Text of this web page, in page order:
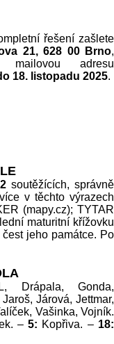
řešení zašlete
21, 628 00 Brno,
adresu
18. listopadu 2025.
soutěžících, správně
v těchto výrazech
(mapy.cz); TYTAR
maturitní křížovku
jeho památce. Po
Drápala, Gonda,
Járová, Jettmar,
Vašinka, Vojník.
–5: Kopřiva. – 18: